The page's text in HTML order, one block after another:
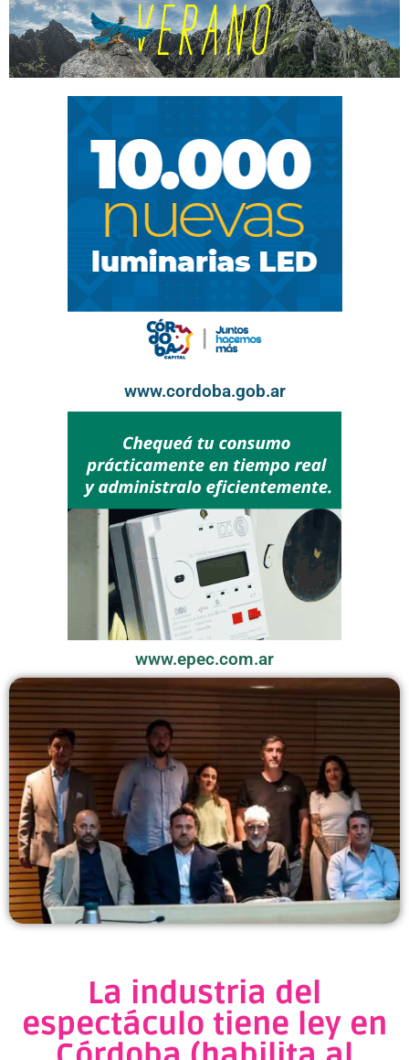
www.cordoba.gob.ar
www.epec.com.ar
La industria del
espectáculo tiene ley en